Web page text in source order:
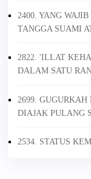
2400. YANG
TANGGA SUAMI
2822. 'ILLAT
DALAM SATU
2699.
DIAJAK PULANG
2534. STATUS